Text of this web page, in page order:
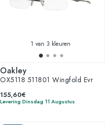
1 van 3 kleuren
Oakley
OX5118 511801 Wingfold Evr
155,60€
Levering Dinsdag 11 Augustus